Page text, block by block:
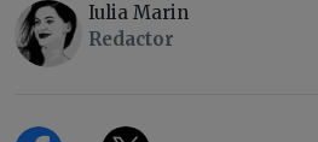
Iulia Marin
Redactor